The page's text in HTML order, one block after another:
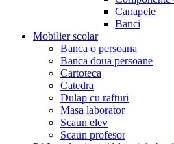
Canapele
Banci
Mobilier scolar
Banca o persoana
Banca doua persoane
Cartoteca
Catedra
Dulap cu rafturi
Masa laborator
Scaun elev
Scaun profesor